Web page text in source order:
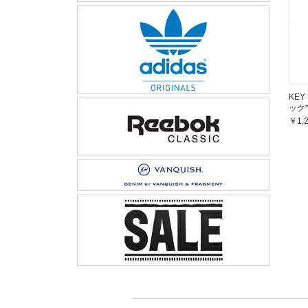
KEY
ック*
￥